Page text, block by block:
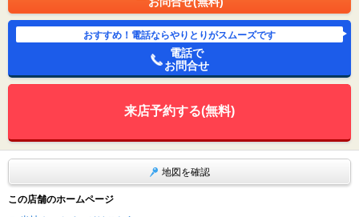
おすすめ！電話ならやりとりがスムーズです
電話で
お問合せ
来店予約する(無料)
地図を確認
この店舗のホームページ